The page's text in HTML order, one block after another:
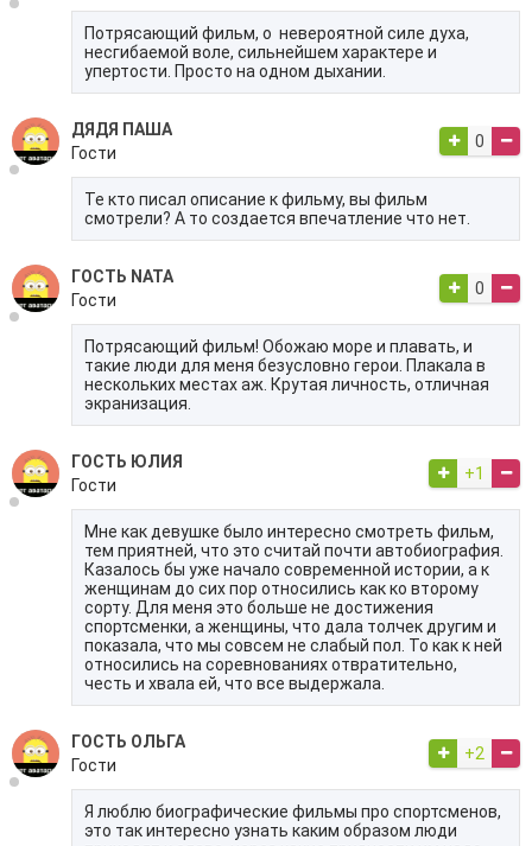
Потрясающий фильм, о невероятной силе духа,
несгибаемой воле, сильнейшем характере и
упертости. Просто на одном дыхании.
ДЯДЯ ПАША
Гости
0
Те кто писал описание к фильму, вы фильм
смотрели? А то создается впечатление что нет.
ГОСТЬ NATA
Гости
0
Потрясающий фильм! Обожаю море и плавать, и
такие люди для меня безусловно герои. Плакала в
нескольких местах аж. Крутая личность, отличная
экранизация.
ГОСТЬ ЮЛИЯ
Гости
+1
Мне как девушке было интересно смотреть фильм,
тем приятней, что это считай почти автобиография.
Казалось бы уже начало современной истории, а к
женщинам до сих пор относились как ко второму
сорту. Для меня это больше не достижения
спортсменки, а женщины, что дала толчек другим и
показала, что мы совсем не слабый пол. То как к ней
относились на соревнованиях отвратительно,
честь и хвала ей, что все выдержала.
ГОСТЬ ОЛЬГА
Гости
+2
Я люблю биографические фильмы про спортсменов,
это так интересно узнать каким образом люди